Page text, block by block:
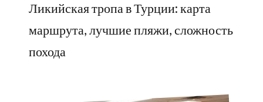
Ликийская тропа в Турции: карта
маршрута, лучшие пляжи, сложность
похода